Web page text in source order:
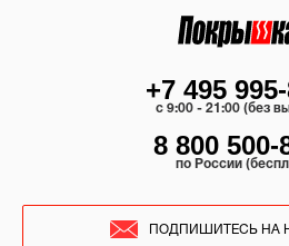
+7 495
c 9:00 - 21:00 (без
8 800 500-
по России
ПОДПИШИТЕСЬ НА